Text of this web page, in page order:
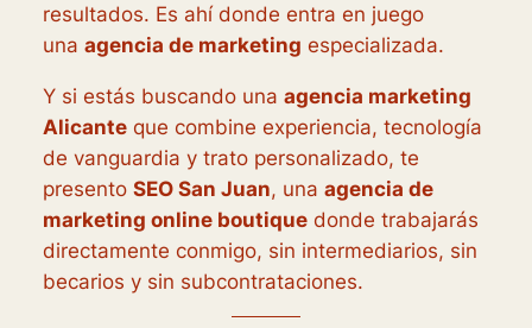
resultados. Es ahí donde entra en juego
una agencia de marketing especializada.
Y si estás buscando una agencia marketing
Alicanteque combine experiencia, tecnología
de vanguardia y trato personalizado, te
presento SEO San Juan, una agencia de
marketing online boutiquedonde trabajarás
directamente conmigo, sin intermediarios, sin
becarios y sin subcontrataciones.